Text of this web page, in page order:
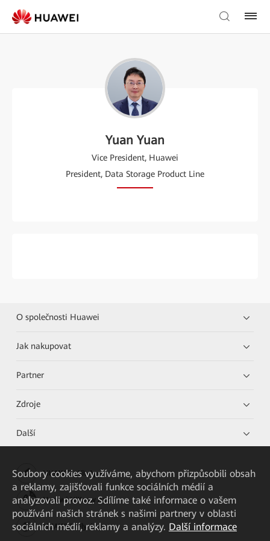
Yuan Yuan
Vice President, Huawei
President, Data Storage Product Line
O společnosti Huawei
Jak nakupovat
Partner
Zdroje
Další
HUAWEI eKit App
Huawei HiKnow App
HUAWEI eFly App
Soubory cookies využíváme, abychom přizpůsobili obsah
a reklamy, zajišťovali funkce sociálních médií a
analyzovali provoz. Sdílíme také informace o vašem
používání našich stránek s našimi partnery v oblasti
sociálních médií, reklamy a analýzy. Další informace